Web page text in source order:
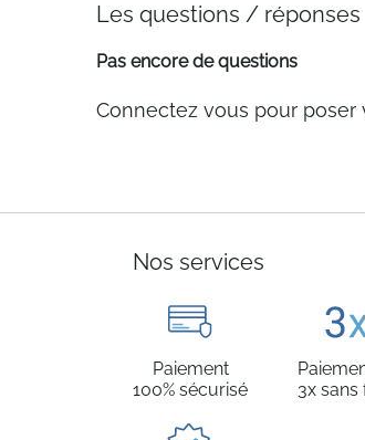
Les questions / réponses
Pas encore de questions
Connectez vous pour poser
Nos services
Paiement
100% sécurisé
3x sans